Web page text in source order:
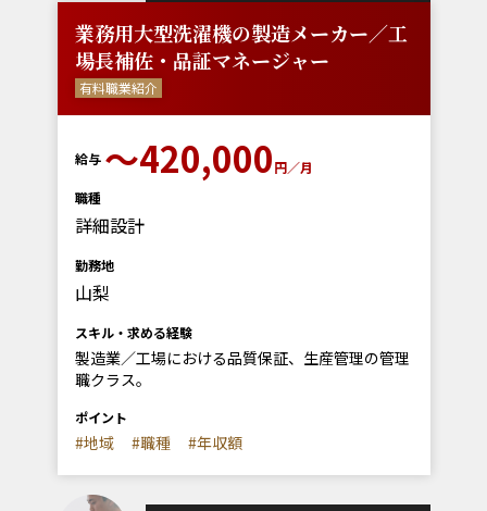
業務用大型洗濯機の製造メーカー／工
場長補佐・品証マネージャー
有料職業紹介
給与 〜420,000円／月
職種
詳細設計
勤務地
山梨
スキル・求める経験
製造業／工場における品質保証、生産管理の管理
職クラス。
ポイント
#地域 #職種 #年収額